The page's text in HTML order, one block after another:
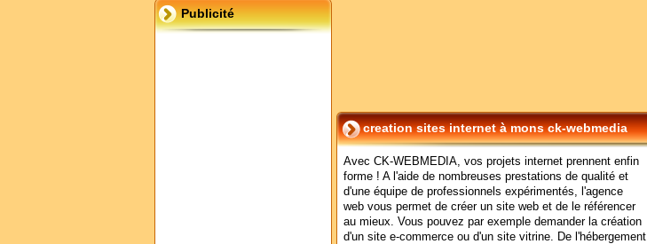
Publicité
creation sites internet à mons ck-webmedia
Avec CK-WEBMEDIA, vos projets internet prennent enfin
forme ! A l'aide de nombreuses prestations de qualité et
d'une équipe de professionnels expérimentés, l'agence
web vous permet de créer un site web et de le référencer
au mieux. Vous pouvez par exemple demander la création
d'un site e-commerce ou d'un site vitrine. De l'hébergement